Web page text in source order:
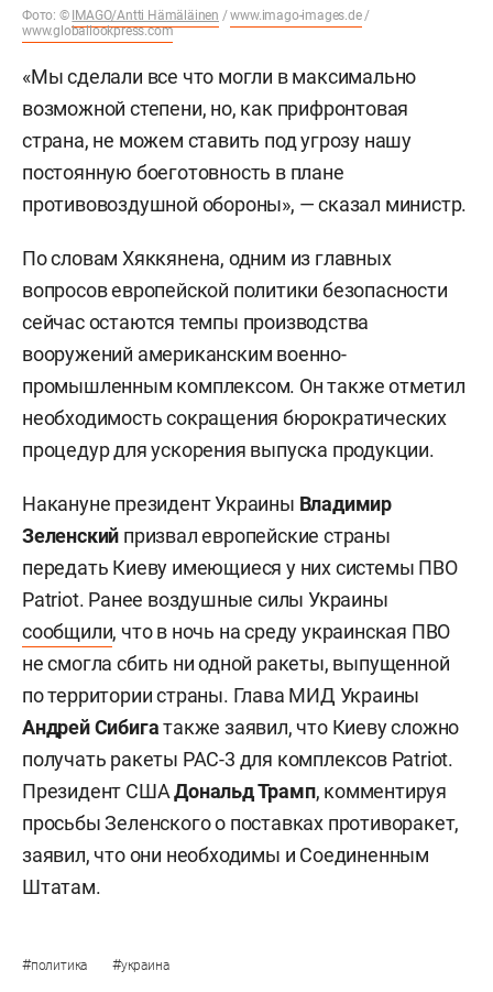
Фото: © IMAGO/Antti Hämäläinen /www.imago-images.de/
www.globallookpress.com
«Мы сделали все что могли в максимально
возможной степени, но, как прифронтовая
страна, не можем ставить под угрозу нашу
постоянную боеготовность в плане
противовоздушной обороны», — сказал министр.
По словам Хяккянена, одним из главных
вопросов европейской политики безопасности
сейчас остаются темпы производства
вооружений американским военно-
промышленным комплексом. Он также отметил
необходимость сокращения бюрократических
процедур для ускорения выпуска продукции.
Накануне президент Украины Владимир
Зеленский призвал европейские страны
передать Киеву имеющиеся у них системы ПВО
Patriot. Ранее воздушные силы Украины
сообщили, что в ночь на среду украинская ПВО
не смогла сбить ни одной ракеты, выпущенной
по территории страны. Глава МИД Украины
Андрей Сибигатакже заявил, что Киеву сложно
получать ракеты PAC-3 для комплексов Patriot.
Президент СШАДональд Трамп, комментируя
просьбы Зеленского о поставках противоракет,
заявил, что они необходимы и Соединенным
Штатам.
#политика #украина